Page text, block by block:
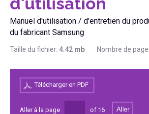
Manuel d'utilisation / d'entretien du
du fabricant Samsung
Taille du fichier: 4.42 mb Nombre de
Télécharger en PDF
Aller à la page of 16 Aller